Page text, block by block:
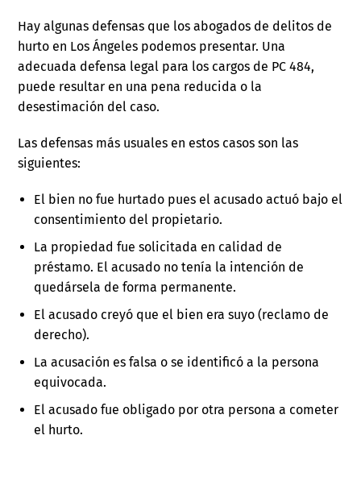
Hay algunas defensas que los abogados de delitos de
hurto en Los Ángeles podemos presentar. Una
adecuada defensa legal para los cargos de PC 484,
puede resultar en una pena reducida o la
desestimación del caso.
Las defensas más usuales en estos casos son las
siguientes:
El bien no fue hurtado pues el acusado actuó bajo el
consentimiento del propietario.
La propiedad fue solicitada en calidad de
préstamo. El acusado no tenía la intención de
quedársela de forma permanente.
El acusado creyó que el bien era suyo (reclamo de
derecho).
La acusación es falsa o se identificó a la persona
equivocada.
El acusado fue obligado por otra persona a cometer
el hurto.